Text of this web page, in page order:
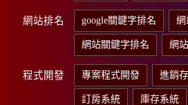
網站排名 google關鍵字排名 網
網站關鍵字排名 網
程式開發 專案程式開發 進銷
訂房系統 庫存系統